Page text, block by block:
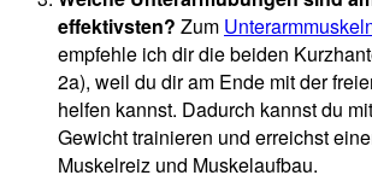
effektivsten? Zum
empfehle ich dir die beiden
2a), weil du dir am Ende mit der
helfen kannst. Dadurch kannst du
Gewicht trainieren und erreichst
Muskelreiz und Muskelaufbau.